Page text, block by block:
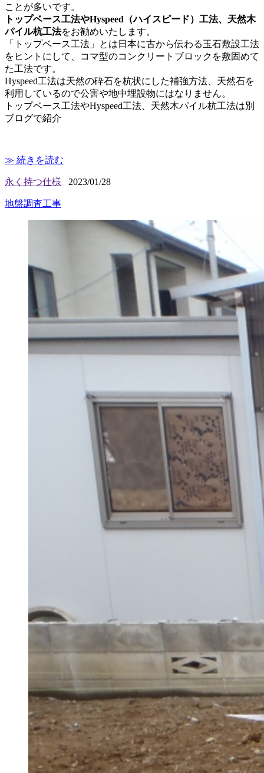
ことが多いです。
トップベース工法やHyspeed（ハイスピード）工法、 天然木
パイル杭工法をお勧めいたします。
「トップベース工法」とは日本に古から伝わる玉石敷設工法
をヒントにして、コマ型のコンクリートブロックを敷固めて
た工法です。
Hyspeed工法は天然の砕石を杭状にした補強方法、天然石を
利用しているので公害や地中埋設物にはなりません。
トップベース工法やHyspeed工法、天然木パイル杭工法は別
ブログで紹介
≫ 続きを読む
永く持つ仕様 2023/01/28
地盤調査工事